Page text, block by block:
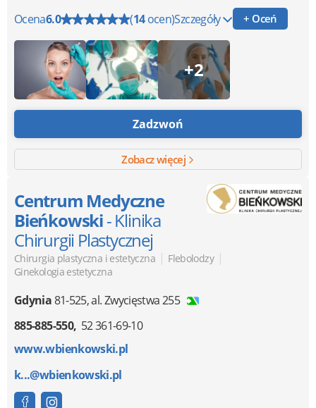
Ocena6.0 (14ocen)Szczegóły + Oceń
+2
Zadzwoń
Zobacz więcej
Centrum Medyczne
Bieńkowski- Klinika
Chirurgii Plastycznej
Chirurgia plastyczna i estetyczna | Flebolodzy |
Ginekologia estetyczna
Gdynia81-525,al. Zwycięstwa 255
885-885-550 52 361-69-10
www.wbienkowski.pl
k...@wbienkowski.pl